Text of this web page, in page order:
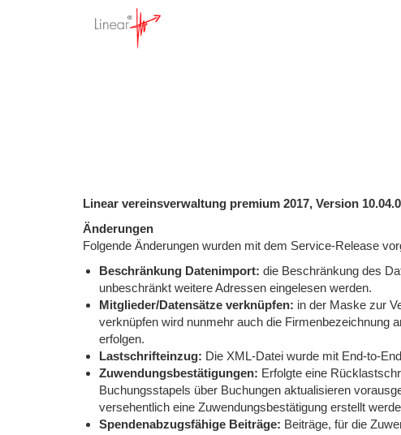
Linear vereinsverwaltung premium 2017, Version
Änderungen
Folgende Änderungen wurden mit dem Service-Release
Beschränkung Datenimport: die Beschränkung des
unbeschränkt weitere Adressen eingelesen werden.
Mitglieder/Datensätze verknüpfen: in der Maske zur
verknüpfen wird nunmehr auch die Firmenbezeichnung
erfolgen.
Lastschrifteinzug: Die XML-Datei wurde mit End-to-
Zuwendungsbestätigungen: Erfolgte eine
Buchungsstapels über Buchungen aktualisieren
versehentlich eine Zuwendungsbestätigung erstellt
Spendenabzugsfähige Beiträge: Beiträge, für die